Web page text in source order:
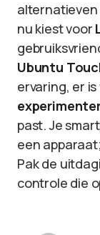
alternatieven
nu kiest voor
Ubuntu
ervaring, er
past. Je
een
Pak de
controle die